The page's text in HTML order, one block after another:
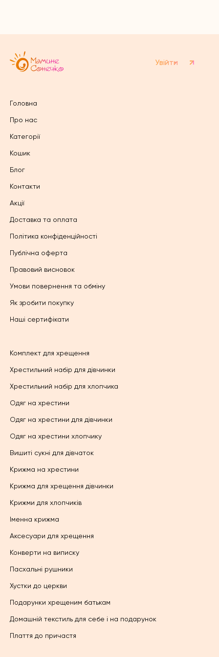
товару
Увійти
Головна
Про нас
Категорії
Кошик
Блог
Контакти
Акції
Доставка та оплата
Політика конфіденційності
Публічна оферта
Правовий висновок
Умови повернення та обміну
Як зробити покупку
Наші сертифікати
Комплект для хрещення
Хрестильний набір для дівчинки
Хрестильний набір для хлопчика
Одяг на хрестини
Одяг на хрестини для дівчинки
Одяг на хрестини хлопчику
Вишиті сукні для дівчаток
Крижма на хрестини
Крижма для хрещення дівчинки
Крижми для хлопчиків
Іменна крижма
Аксесуари для хрещення
Конверти на виписку
Пасхальні рушники
Хустки до церкви
Подарунки хрещеним батькам
Домашній текстиль для себе і на подарунок
Плаття до причастя